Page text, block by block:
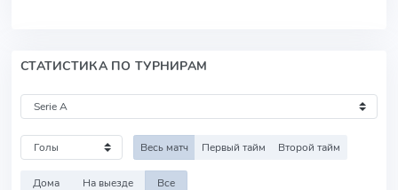
СТАТИСТИКА ПО ТУРНИРАМ
Весь матч Первый тайм Второй тайм
Дома На выезде Все